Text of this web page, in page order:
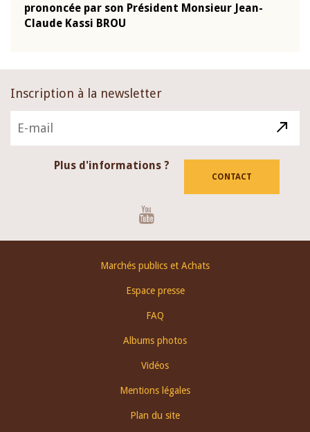
prononcée par son Président Monsieur Jean-
Claude Kassi BROU
Inscription à la newsletter
Plus d'informations ?
CONTACT
Marchés publics et Achats
Espace presse
FAQ
Albums photos
Vidéos
Mentions légales
Plan du site